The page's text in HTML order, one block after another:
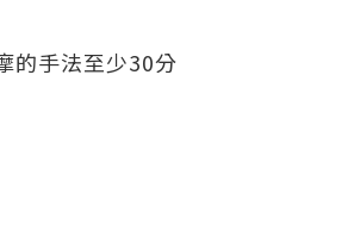
的手法至少30分